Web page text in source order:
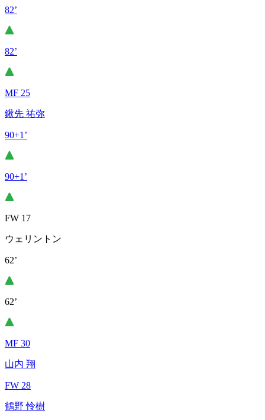
82’
82’
MF 25
鍬先 祐弥
90+1’
90+1’
FW 17
ウェリントン
62’
62’
MF 30
山内 翔
FW 28
鶴野 怜樹